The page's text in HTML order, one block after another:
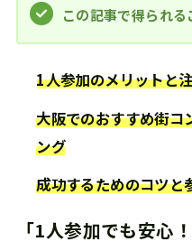
この記事で得られる
1人参加のメリットと
大阪でのおすすめ街コ
ング
成功するためのコツと
「1人参加でも安心！